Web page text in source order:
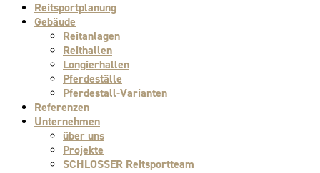
Reitsportplanung
Gebäude
Reitanlagen
Reithallen
Longierhallen
Pferdeställe
Pferdestall-Varianten
Referenzen
Unternehmen
über uns
Projekte
SCHLOSSER Reitsportteam